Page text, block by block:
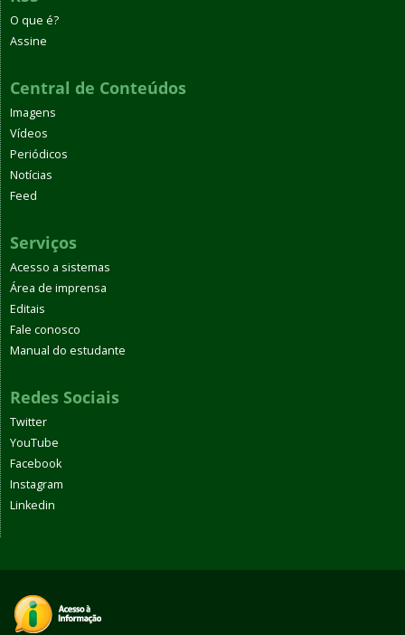
O que é?
Assine
Central de Conteúdos
Imagens
Vídeos
Periódicos
Notícias
Feed
Serviços
Acesso a sistemas
Área de imprensa
Editais
Fale conosco
Manual do estudante
Redes Sociais
Twitter
YouTube
Facebook
Instagram
Linkedin